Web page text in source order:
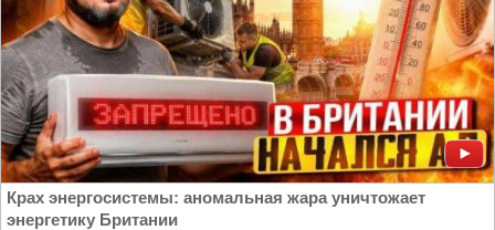
Крах энергосистемы: аномальная жара уничтожает
энергетику Британии